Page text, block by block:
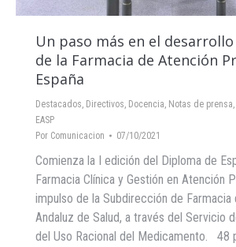
Un paso más en el
de la Farmacia de Atención
España
Destacados, Directivos, Docencia, Notas de prensa,
EASP
Por Comunicacion 07/10/2021
Comienza la I edición del Diploma de
Farmacia Clínica y Gestión en Atención
impulso de la Subdirección de Farmacia
Andaluz de Salud, a través del Servicio
del Uso Racional del Medicamento. 48